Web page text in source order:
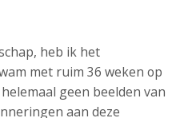
heb ik het
met ruim 36 weken op
geen beelden van
aan deze